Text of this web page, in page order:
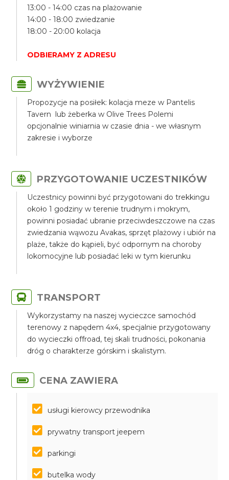
13:00 - 14:00 czas na plażowanie
14:00 - 18:00 zwiedzanie
18:00 - 20:00 kolacja
ODBIERAMY Z ADRESU
WYŻYWIENIE
Propozycje na posiłek: kolacja meze w Pantelis
Tavern lub żeberka w Olive Trees Polemi
opcjonalnie winiarnia w czasie dnia - we własnym
zakresie i wyborze
PRZYGOTOWANIE UCZESTNIKÓW
Uczestnicy powinni być przygotowani do trekkingu
około 1 godziny w terenie trudnym i mokrym,
powinni posiadać ubranie przeciwdeszczowe na czas
zwiedzania wąwozu Avakas, sprzęt plażowy i ubiór na
plaże, także do kąpieli, być odpornym na choroby
lokomocyjne lub posiadać leki w tym kierunku
TRANSPORT
Wykorzystamy na naszej wycieczce samochód
terenowy z napędem 4x4, specjalnie przygotowany
do wycieczki offroad, tej skali trudności, pokonania
dróg o charakterze górskim i skalistym.
CENA ZAWIERA
usługi kierowcy przewodnika
prywatny transport jeepem
parkingi
butelka wody